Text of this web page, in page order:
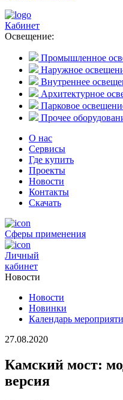
Кабинет
Освещение:
Промышленное
Наружное
Внутреннее
Архитектурное
Парковое
Прочее
О нас
Сервисы
Где купить
Проекты
Новости
Контакты
Скачать
Сферы применения
Личный
кабинет
Новости
Новости
Новинки
Календарь
27.08.2020
Камский мост:
версия